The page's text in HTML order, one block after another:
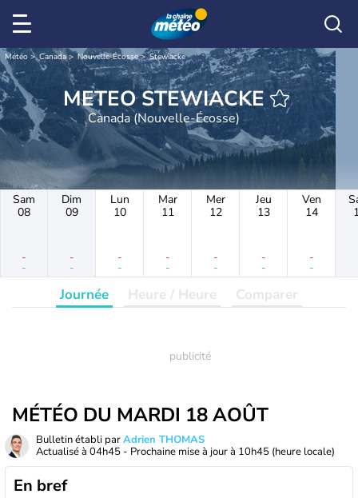
Météo Canada Nouvelle-Écosse Stewiacke
METEO STEWIACKE
Canada (Nouvelle-Écosse)
Sam
08
-
-
Dim
09
-
-
Lun
10
-
-
Mar
11
-
-
Mer
12
-
-
Jeu
13
-
-
Ven
14
-
-
Journée Heure / Heure Comparer
MÉTÉO DU MARDI 18 AOÛT
Bulletin établi parAdrien THOMAS
Actualisé à 04h45 - Prochaine mise à jour à 10h45 (heure locale)
En bref